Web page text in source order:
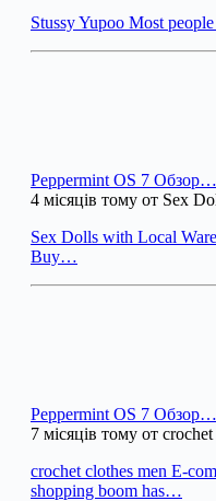
Stussy Yupoo Most
Peppermint OS 7 Обзор…
4 місяців тому от Sex
Sex Dolls with Local
Buy…
Peppermint OS 7 Обзор…
7 місяців тому от
crochet clothes men E-
shopping boom has…